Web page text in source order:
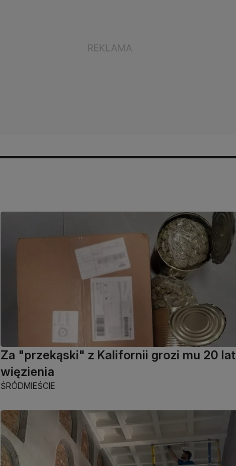
Za "przekąski" z Kalifornii grozi mu 20 lat
więzienia
ŚRÓDMIEŚCIE